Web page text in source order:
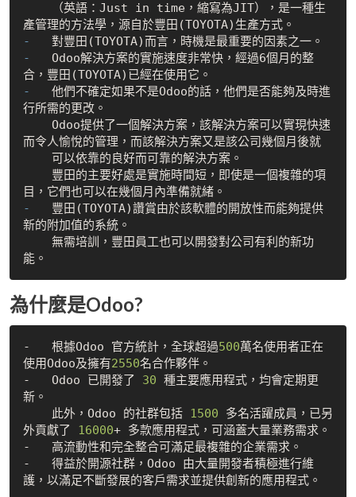
產管理的方法學，源自於豐田(TOYOTA)生產方式。
-
- Odoo解決方案的實施速度非常快，經過6個月的整
- 他們不確定如果不是Odoo的話，他們是否能夠及時進
而令人愉悅的管理，而該解決方案又是該公司幾個月後就
    可以依靠的良好而可靠的解決方案。
目，它們也可以在幾個月內準備就緒。
- 豐田(TOYOTA)讚賞由於該軟體的開放性而能夠提供
能。
為什麼是Odoo?
-   根據Odoo 官方統計，全球超過500萬名使用者正在
使用Odoo及擁有2550名合作夥伴。
-   Odoo 已開發了 30 種主要應用程式，均會定期更
新。
    此外，Odoo 的社群包括
1500 多名活躍成員，已另
外貢獻了 16000+ 多款應用程式，可涵蓋大量業務需求。
-   高流動性和完全整合可滿足最複雜的企業需求。
-   得益於開源社群，Odoo 由大量開發者積極進行維